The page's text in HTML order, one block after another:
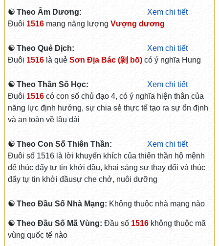
☯ Theo Âm Dương:
Xem chi tiết
Đuôi 1516mang năng lượng Vượng dương
☯ Theo Quẻ Dịch:
Xem chi tiết
Đuôi 1516là quẻ Sơn Địa Bác (剝 bō)có ý nghĩa Hung
☯ Theo Thần Số Học:
Xem chi tiết
Đuôi 1516có con số chủ đạo 4, có ý nghĩa hiện thân của
năng lực định hướng, sự chia sẻ thực tế tạo ra sự ổn định
và an toàn về lâu dài
☯ Theo Con Số Thiên Thần:
Xem chi tiết
Đuôi số 1516 là lời khuyến khích của thiên thần hộ mệnh
để thúc đẩy tự tin khởi đầu, khai sáng sự thay đổi và thúc
đẩy tự tin khởi đầusự che chở, nuôi dưỡng
☯ Theo Đầu Số Nhà Mạng: Không thuộc nhà mạng nào
☯ Theo Đầu Số Mã Vùng: Đầu số 1516không thuộc mã
vùng quốc tế nào